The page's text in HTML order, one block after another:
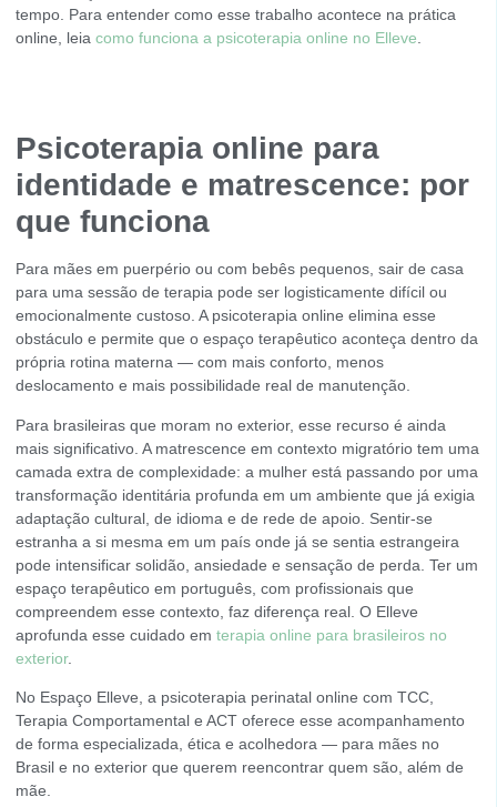
tempo. Para entender como esse trabalho acontece na prática
online, leia como funciona a psicoterapia online no Elleve
Psicoterapia online para
identidade e matrescence: por
que funciona
Para mães em puerpério ou com bebês pequenos, sair de casa
para uma sessão de terapia pode ser logisticamente difícil ou
emocionalmente custoso. A psicoterapia online elimina esse
obstáculo e permite que o espaço terapêutico aconteça dentro da
própria rotina materna — com mais conforto, menos
deslocamento e mais possibilidade real de manutenção.
Para brasileiras que moram no exterior, esse recurso é ainda
mais significativo. A matrescence em contexto migratório tem uma
camada extra de complexidade: a mulher está passando por uma
transformação identitária profunda em um ambiente que já exigia
adaptação cultural, de idioma e de rede de apoio. Sentir-se
estranha a si mesma em um país onde já se sentia estrangeira
pode intensificar solidão, ansiedade e sensação de perda. Ter um
espaço terapêutico em português, com profissionais que
compreendem esse contexto, faz diferença real. O Elleve
aprofunda esse cuidado em terapia online para brasileiros no
exterior.
No Espaço Elleve, a psicoterapia perinatal online com TCC,
Terapia Comportamental e ACT oferece esse acompanhamento
de forma especializada, ética e acolhedora — para mães no
Brasil e no exterior que querem reencontrar quem são, além de
mãe.